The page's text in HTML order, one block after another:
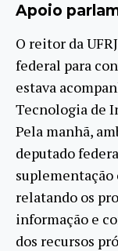
Apoio
O reitor da
federal para
estava
Tecnologia de
Pela manhã,
deputado
suplementação
relatando os
informação e
dos recursos